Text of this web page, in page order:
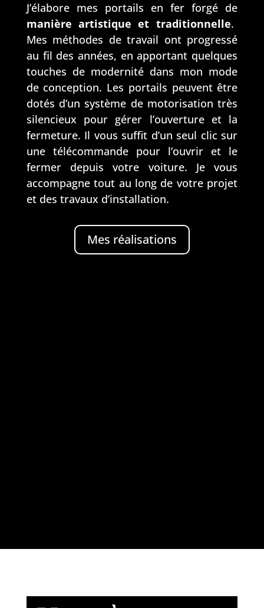
rec
om
ma
nde
he,
Lio
nel
J’élabore mes portails en fer forgé de
manière artistique et traditionnelle.
Mes méthodes de travail ont progressé
au fil des années, en apportant quelques
touches de modernité dans mon mode
de conception. Les portails peuvent être
dotés d’un système de motorisation très
silencieux pour gérer l’ouverture et la
fermeture. Il vous suffit d’un seul clic sur
une télécommande pour l’ouvrir et le
fermer depuis votre voiture. Je vous
accompagne tout au long de votre projet
et des travaux d’installation.
Mes réalisations